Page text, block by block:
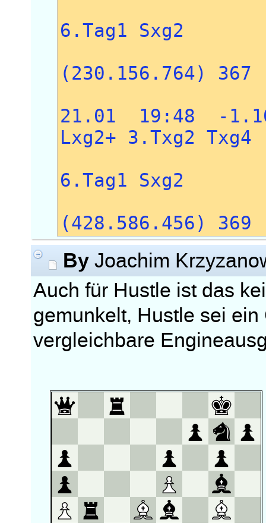
6.Tag1 Sxg2
(230.156.764) 367
21.01 19:48 -
Lxg2+ 3.Txg2 Txg4
6.Tag1 Sxg2
(428.586.456) 369
By Joachim
Auch für Hustle ist das
gemunkelt, Hustle sei
vergleichbare